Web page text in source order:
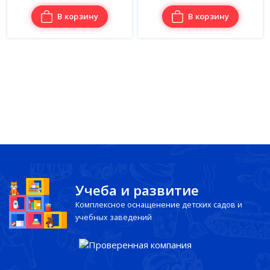
В корзину В корзину
Учеба и развитие
Комплексное оснащенение детских садов и
учебных заведений